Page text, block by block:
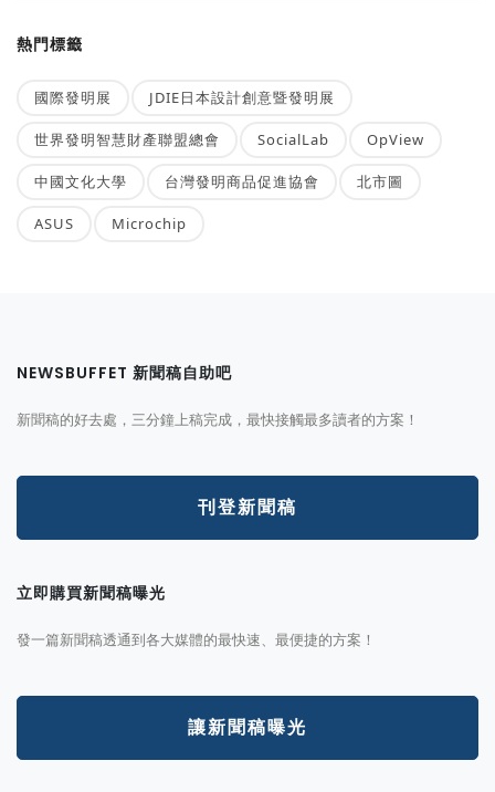
熱門標籤
國際發明展 JDIE日本設計創意暨發明展
世界發明智慧財產聯盟總會 SocialLab OpView
中國文化大學 台灣發明商品促進協會 北市圖
ASUS Microchip
NEWSBUFFET 新聞稿自助吧
新聞稿的好去處，三分鐘上稿完成，最快接觸最多讀者的方案！
刊登新聞稿
立即購買新聞稿曝光
發一篇新聞稿透通到各大媒體的最快速、最便捷的方案！
讓新聞稿曝光